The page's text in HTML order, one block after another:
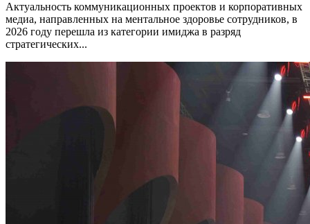
Актуальность коммуникационных проектов и корпоративных
медиа, направленных на ментальное здоровье сотрудников, в
2026 году перешла из категории имиджа в разряд
стратегических...